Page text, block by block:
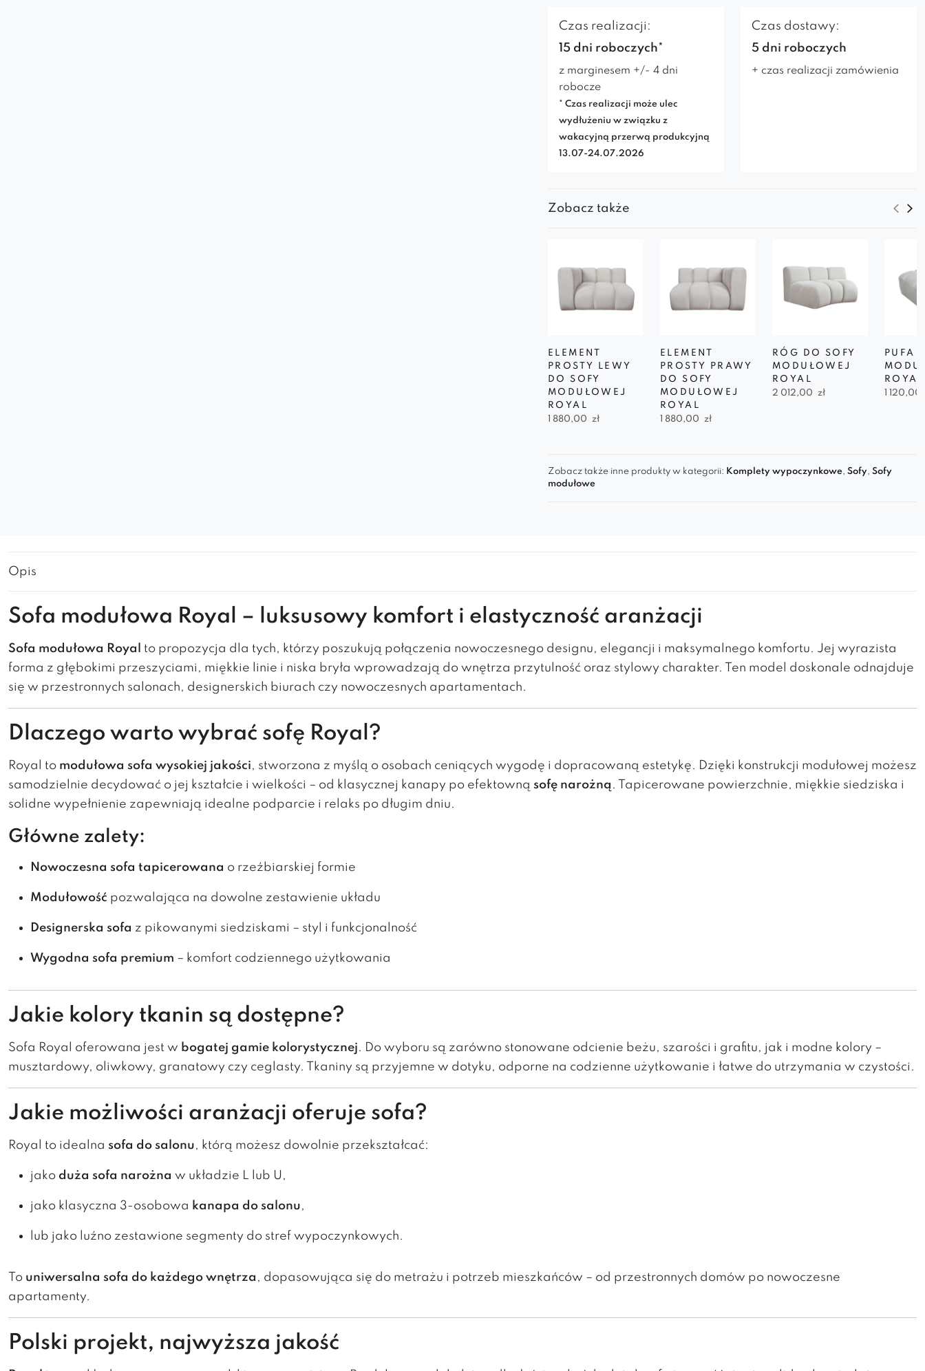
Czas realizacji:
15 dni roboczych*
z marginesem +/- 4 dni
robocze
* Czas realizacji może ulec
wydłużeniu w związku z
wakacyjną przerwą produkcyjną
13.07-24.07.2026
Czas dostawy:
5 dni roboczych
+ czas realizacji zamówienia
Zobacz także
ELEMENT
PROSTY LEWY
DO SOFY
MODUŁOWEJ
ROYAL
1 880,00
zł
ELEMENT
PROSTY PRAWY
DO SOFY
MODUŁOWEJ
ROYAL
1 880,00
zł
RÓG DO SOFY
MODUŁOWEJ
ROYAL
2 012,00
zł
PUFA
ROYAL
1 120,00
Zobacz także inne produkty w kategorii: Komplety wypoczynkowe, Sofy, Sofy
modułowe
Opis
Sofa modułowa Royal – luksusowy komfort i elastyczność aranżacji
Sofa modułowa Royal
to propozycja dla tych, którzy poszukują połączenia nowoczesnego designu, elegancji i maksymalnego komfortu. Jej wyrazista
forma z głębokimi przeszyciami, miękkie linie i niska bryła wprowadzają do wnętrza przytulność oraz stylowy charakter. Ten model doskonale odnajduje
się w przestronnych salonach, designerskich biurach czy nowoczesnych apartamentach.
Dlaczego warto wybrać sofę Royal?
Royal to modułowa sofa wysokiej jakości, stworzona z myślą o osobach ceniących wygodę i dopracowaną estetykę. Dzięki konstrukcji modułowej możesz
samodzielnie decydować o jej kształcie i wielkości – od klasycznej kanapy po efektowną sofę narożną . Tapicerowane powierzchnie, miękkie siedziska i
solidne wypełnienie zapewniają idealne podparcie i relaks po długim dniu.
Główne zalety:
Nowoczesna sofa tapicerowana o rzeźbiarskiej formie
Modułowość pozwalająca na dowolne zestawienie układu
Designerska sofa z pikowanymi siedziskami – styl i funkcjonalność
Wygodna sofa premium – komfort codziennego użytkowania
Jakie kolory tkanin są dostępne?
Sofa Royal oferowana jest w bogatej gamie kolorystycznej. Do wyboru są zarówno stonowane odcienie beżu, szarości i grafitu, jak i modne kolory –
musztardowy, oliwkowy, granatowy czy ceglasty. Tkaniny są przyjemne w dotyku, odporne na codzienne użytkowanie i łatwe do utrzymania w czystości.
Jakie możliwości aranżacji oferuje sofa?
Royal to idealna sofa do salonu, którą możesz dowolnie przekształcać:
jako duża sofa narożna w układzie L lub U,
jako klasyczna 3-osobowa kanapa do salonu,
lub jako luźno zestawione segmenty do stref wypoczynkowych.
To uniwersalna sofa do każdego wnętrza , dopasowująca się do metrażu i potrzeb mieszkańców – od przestronnych domów po nowoczesne
apartamenty.
Polski projekt, najwyższa jakość